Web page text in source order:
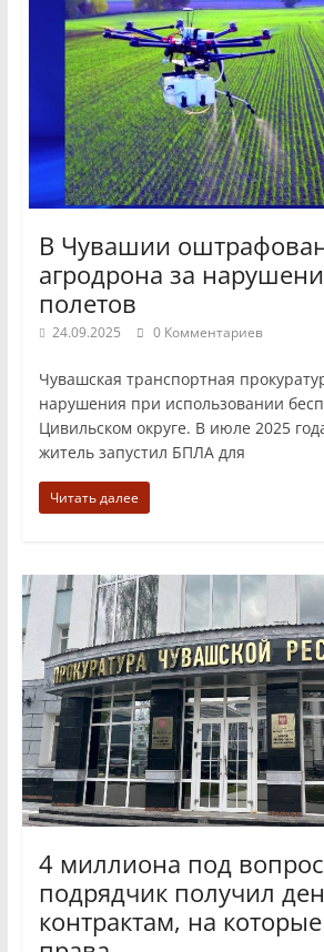
В Чувашии
агродрона за
полетов
24.09.2025 0 Комментариев
Чувашская транспортная
нарушения при использовании
Цивильском округе. В июле 2025
житель запустил БПЛА для
Читать далее
4 миллиона под
подрядчик получил
контрактам, на